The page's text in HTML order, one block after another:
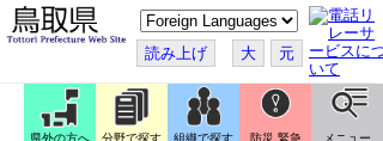
こ
の
ペ
ー
ジ
翻
読み上げ 大 元
県外の方へ 分野で探す 組織で探す 防災 緊急 メニュー